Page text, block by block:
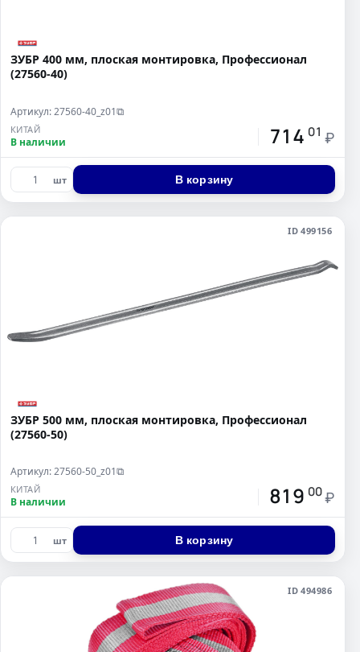
ЗУБР 400 мм, плоская монтировка, Профессионал
(27560-40)
Артикул: 27560-40_z01⧉
КИТАЙ
В наличии 714 01 ₽
шт В корзину
ID 499156
ЗУБР 500 мм, плоская монтировка, Профессионал
(27560-50)
Артикул: 27560-50_z01⧉
КИТАЙ
В наличии 819 00 ₽
шт В корзину
ID 494986